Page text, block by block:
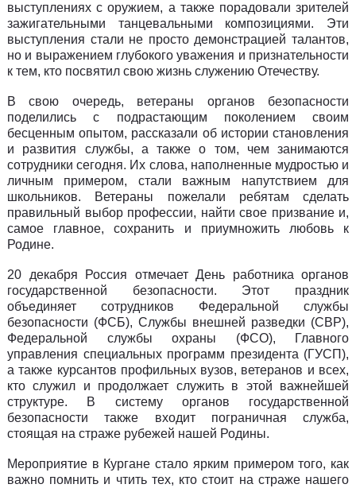
выступлениях с оружием, а также порадовали зрителей
зажигательными танцевальными композициями. Эти
выступления стали не просто демонстрацией талантов,
но и выражением глубокого уважения и признательности
к тем, кто посвятил свою жизнь служению Отечеству.
В свою очередь, ветераны органов безопасности
поделились с подрастающим поколением своим
бесценным опытом, рассказали об истории становления
и развития службы, а также о том, чем занимаются
сотрудники сегодня. Их слова, наполненные мудростью и
личным примером, стали важным напутствием для
школьников. Ветераны пожелали ребятам сделать
правильный выбор профессии, найти свое призвание и,
самое главное, сохранить и приумножить любовь к
Родине.
20 декабря Россия отмечает День работника органов
государственной безопасности. Этот праздник
объединяет сотрудников Федеральной службы
безопасности (ФСБ), Службы внешней разведки (СВР),
Федеральной службы охраны (ФСО), Главного
управления специальных программ президента (ГУСП),
а также курсантов профильных вузов, ветеранов и всех,
кто служил и продолжает служить в этой важнейшей
структуре. В систему органов государственной
безопасности также входит пограничная служба,
стоящая на страже рубежей нашей Родины.
Мероприятие в Кургане стало ярким примером того, как
важно помнить и чтить тех, кто стоит на страже нашего